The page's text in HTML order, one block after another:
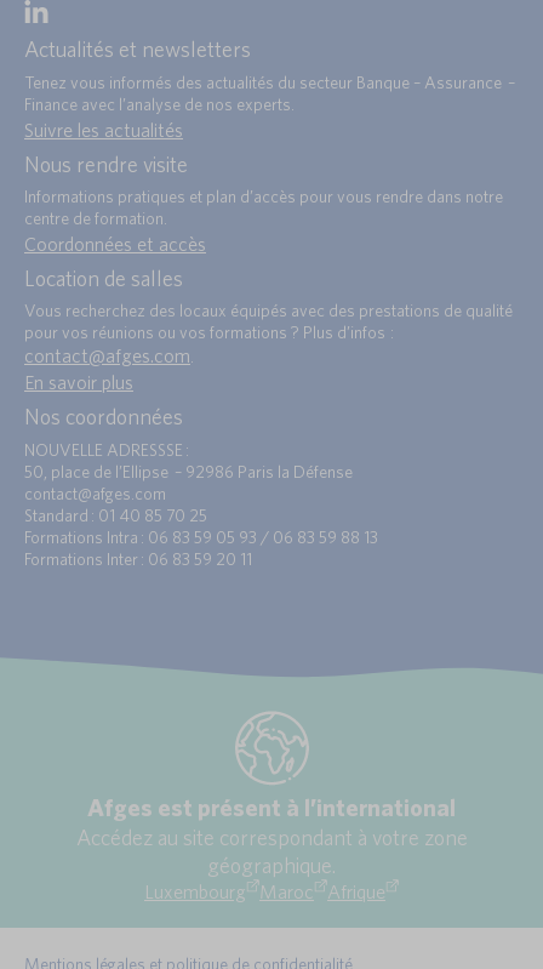
Actualités et newsletters
Tenez vous informés des actualités du secteur Banque – Assurance –
Finance avec l’analyse de nos experts.
Suivre les actualités
Nous rendre visite
Informations pratiques et plan d’accès pour vous rendre dans notre
centre de formation.
Coordonnées et accès
Location de salles
Vous recherchez des locaux équipés avec des prestations de qualité
pour vos réunions ou vos formations ? Plus d’infos :
contact@afges.com.
En savoir plus
Nos coordonnées
NOUVELLE ADRESSSE :
50, place de l’Ellipse – 92986 Paris la Défense
contact@afges.com
Standard : 01 40 85 70 25
Formations Intra : 06 83 59 05 93 / 06 83 59 88 13
Formations Inter : 06 83 59 20 11
Afges est présent à l’international
Accédez au site correspondant à votre zone
géographique.
Luxembourg Maroc Afrique
Mentions légales et politique de confidentialité